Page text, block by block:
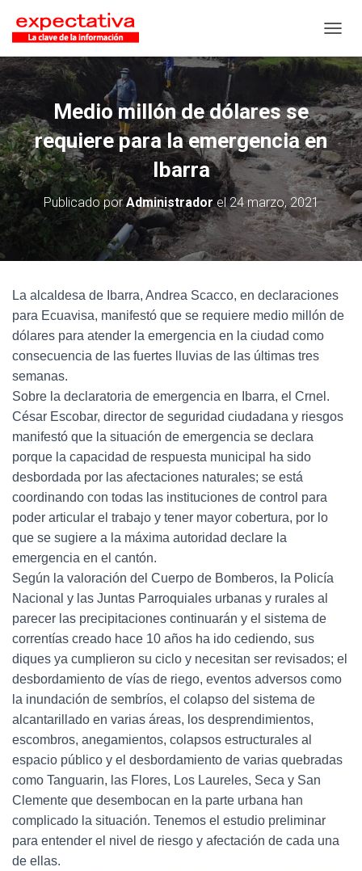
Medio millón de dólares se
requiere para la emergencia en
Ibarra
Publicado porAdministradorel24 marzo, 2021
La alcaldesa de Ibarra, Andrea Scacco, en declaraciones
para Ecuavisa, manifestó que se requiere medio millón de
dólares para atender la emergencia en la ciudad como
consecuencia de las fuertes lluvias de las últimas tres
semanas.
Sobre la declaratoria de emergencia en Ibarra, el Crnel.
César Escobar, director de seguridad ciudadana y riesgos
manifestó que la situación de emergencia se declara
porque la capacidad de respuesta municipal ha sido
desbordada por las afectaciones naturales; se está
coordinando con todas las instituciones de control para
poder articular el trabajo y tener mayor cobertura, por lo
que se sugiere a la máxima autoridad declare la
emergencia en el cantón.
Según la valoración del Cuerpo de Bomberos, la Policía
Nacional y las Juntas Parroquiales urbanas y rurales al
parecer las precipitaciones continuarán y el sistema de
correntías creado hace 10 años ha ido cediendo, sus
diques ya cumplieron su ciclo y necesitan ser revisados; el
desbordamiento de vías de riego, eventos adversos como
la inundación de sembríos, el colapso del sistema de
alcantarillado en varias áreas, los desprendimientos,
escombros, anegamientos, colapsos estructurales al
espacio público y el desbordamiento de varias quebradas
como Tanguarin, las Flores, Los Laureles, Seca y San
Clemente que desembocan en la parte urbana han
complicado la situación. Tenemos el estudio preliminar
para entender el nivel de riesgo y afectación de cada una
de ellas.